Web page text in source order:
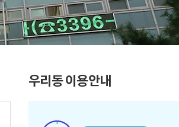
우리동 이용안내